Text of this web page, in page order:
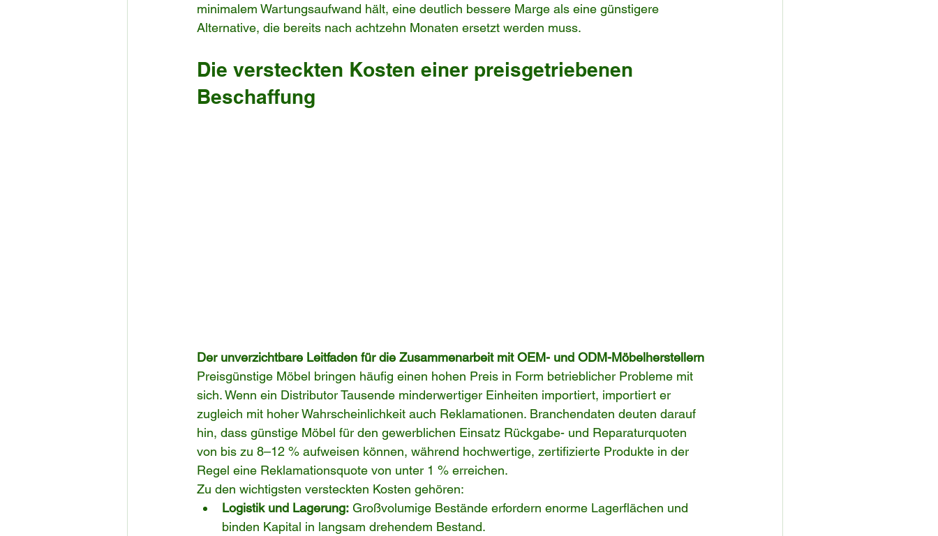
minimalem Wartungsaufwand hält, eine deutlich bessere Marge als eine günstigere
Alternative, die bereits nach achtzehn Monaten ersetzt werden muss.
Die versteckten Kosten einer preisgetriebenen
Beschaffung
Der unverzichtbare Leitfaden für die Zusammenarbeit mit OEM- und ODM-Möbelherstellern
Preisgünstige Möbel bringen häufig einen hohen Preis in Form betrieblicher Probleme mit
sich. Wenn ein Distributor Tausende minderwertiger Einheiten importiert, importiert er
zugleich mit hoher Wahrscheinlichkeit auch Reklamationen. Branchendaten deuten darauf
hin, dass günstige Möbel für den gewerblichen Einsatz Rückgabe- und Reparaturquoten
von bis zu 8–12 % aufweisen können, während hochwertige, zertifizierte Produkte in der
Regel eine Reklamationsquote von unter 1 % erreichen.
Zu den wichtigsten versteckten Kosten gehören:
Logistik und Lagerung: Großvolumige Bestände erfordern enorme Lagerflächen und
binden Kapital in langsam drehendem Bestand.